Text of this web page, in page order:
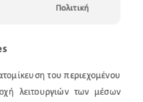
Πολιτική
του περιεχομένου
λειτουργιών των μέσων